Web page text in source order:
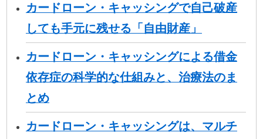
カードローン・キャッシングで自己破産
しても手元に残せる「自由財産」
カードローン・キャッシングによる借金
依存症の科学的な仕組みと、治療法のま
とめ
カードローン・キャッシングは、マルチ